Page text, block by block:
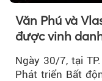
Văn Phú và
được vinh
Ngày 30/7, tại
Phát triển Bất